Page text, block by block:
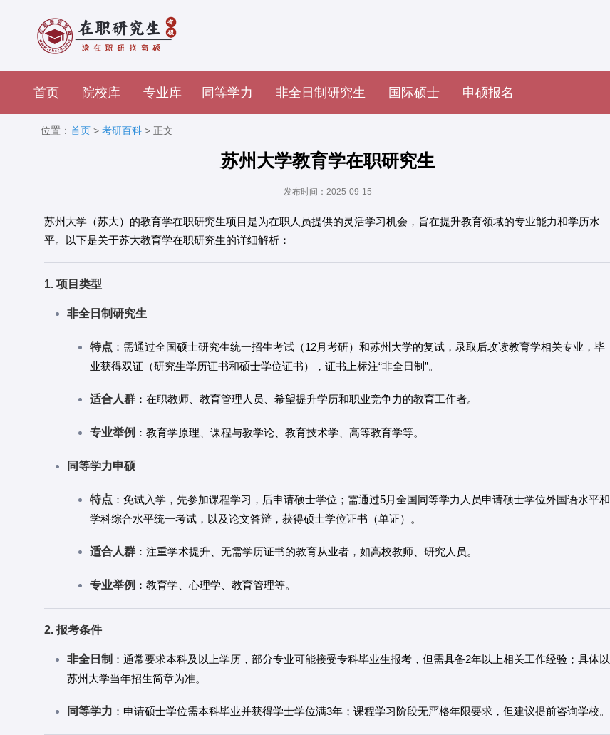
首页 院校库 专业库 同等学力 非全日制研究生 国际硕士 申硕报名
位置： 首页 > 考研百科 > 正文
苏州大学教育学在职研究生
发布时间：2025-09-15
苏州大学（苏大）的教育学在职研究生项目是为在职人员提供的灵活学习机会，旨在提升教育领域的专业能力和学历水
平。以下是关于苏大教育学在职研究生的详细解析：
1. 项目类型
非全日制研究生
特点 ：需通过全国硕士研究生统一招生考试（12月考研）和苏州大学的复试，录取后攻读教育学相关专业，毕
业获得双证（研究生学历证书和硕士学位证书），证书上标注“非全日制”。
适合人群 ：在职教师、教育管理人员、希望提升学历和职业竞争力的教育工作者。
专业举例 ：教育学原理、课程与教学论、教育技术学、高等教育学等。
同等学力申硕
特点 ：免试入学，先参加课程学习，后申请硕士学位；需通过5月全国同等学力人员申请硕士学位外国语水平和
学科综合水平统一考试，以及论文答辩，获得硕士学位证书（单证）。
适合人群 ：注重学术提升、无需学历证书的教育从业者，如高校教师、研究人员。
专业举例 ：教育学、心理学、教育管理等。
2. 报考条件
非全日制 ：通常要求本科及以上学历，部分专业可能接受专科毕业生报考，但需具备2年以上相关工作经验；具体以
苏州大学当年招生简章为准。
同等学力 ：申请硕士学位需本科毕业并获得学士学位满3年；课程学习阶段无严格年限要求，但建议提前咨询学校。